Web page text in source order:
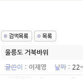
울릉도 거북바위
글쓴이 : 이재영 날짜 :